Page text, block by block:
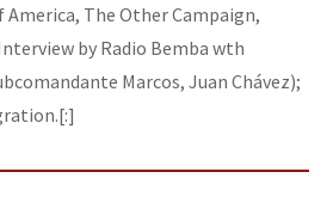
The Other Campaign,
by Radio Bemba wth
Marcos, Juan Chávez);